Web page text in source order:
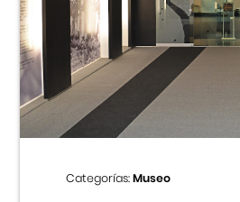
Categorías:Museo